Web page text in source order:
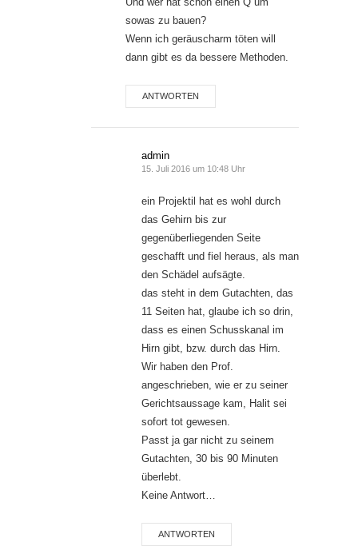
sowas zu bauen?
Wenn ich geräuscharm töten will
dann gibt es da bessere Methoden.
ANTWORTEN
admin
15. Juli 2016 um 10:48 Uhr
ein Projektil hat es wohl durch
das Gehirn bis zur
gegenüberliegenden Seite
geschafft und fiel heraus, als man
den Schädel aufsägte.
das steht in dem Gutachten, das
11 Seiten hat, glaube ich so drin,
dass es einen Schusskanal im
Hirn gibt, bzw. durch das Hirn.
Wir haben den Prof.
angeschrieben, wie er zu seiner
Gerichtsaussage kam, Halit sei
sofort tot gewesen.
Passt ja gar nicht zu seinem
Gutachten, 30 bis 90 Minuten
überlebt.
Keine Antwort…
ANTWORTEN